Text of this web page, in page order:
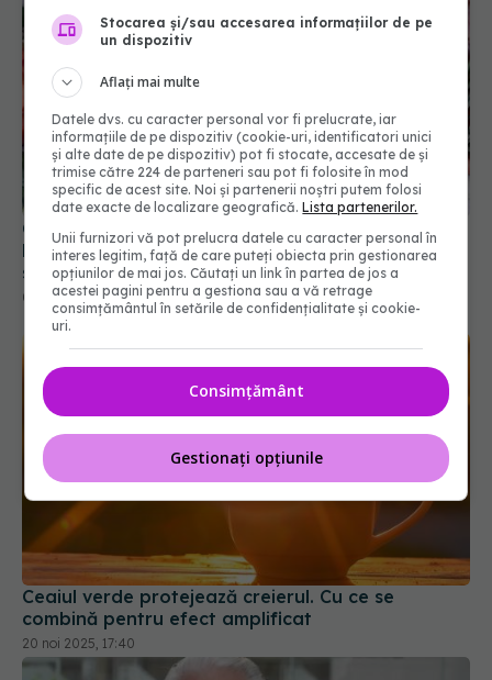
Carnea considerată "combustibil" pentru creier.
Bilic: Ajută la slăbit! Ai scăpat de gătit toată
săptămâna
07 ian 2026, 18:37
Ceaiul verde protejează creierul. Cu ce se
combină pentru efect amplificat
20 noi 2025, 17:40
Stocarea și/sau accesarea informațiilor de pe
un dispozitiv
Aflați mai multe
Datele dvs. cu caracter personal vor fi prelucrate, iar
informațiile de pe dispozitiv (cookie-uri, identificatori unici
și alte date de pe dispozitiv) pot fi stocate, accesate de și
trimise către 224 de parteneri sau pot fi folosite în mod
specific de acest site. Noi și partenerii noștri putem folosi
date exacte de localizare geografică.Lista partenerilor.
Unii furnizori vă pot prelucra datele cu caracter personal în
interes legitim, față de care puteți obiecta prin gestionarea
opțiunilor de mai jos. Căutați un link în partea de jos a
acestei pagini pentru a gestiona sau a vă retrage
consimțământul în setările de confidențialitate și cookie-
uri.
Consimțământ
Gestionați opțiunile